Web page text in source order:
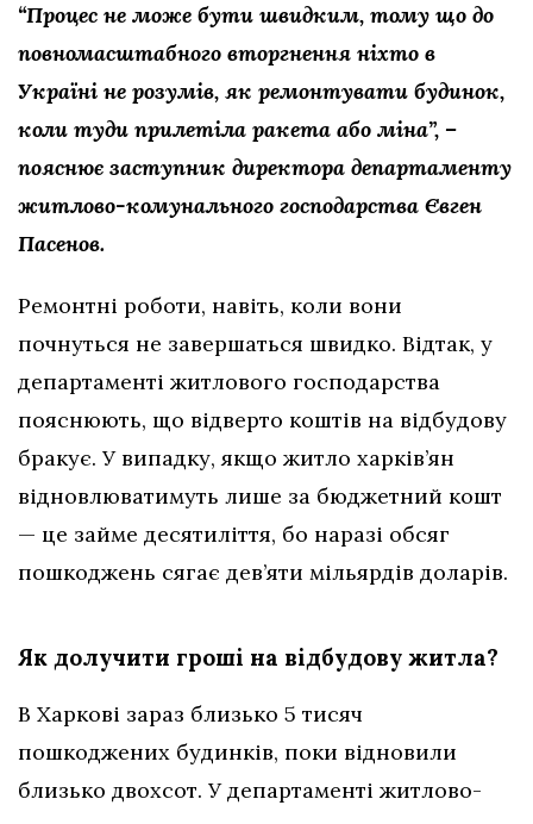
“Процес не може бути швидким, тому що до
повномасштабного вторгнення ніхто в
Україні не розумів, як ремонтувати будинок,
коли туди прилетіла ракета або міна”, –
пояснює заступник директора департаменту
житлово-комунального господарства Євген
Пасенов.
Ремонтні роботи, навіть, коли вони
почнуться не завершаться швидко. Відтак, у
департаменті житлового господарства
пояснюють, що відверто коштів на відбудову
бракує. У випадку, якщо житло харків’ян
відновлюватимуть лише за бюджетний кошт
— це займе десятиліття, бо наразі обсяг
пошкоджень сягає дев’яти мільярдів доларів.
Як долучити гроші на відбудову житла?
В Харкові зараз близько 5 тисяч
пошкоджених будинків, поки відновили
близько двохсот. У департаменті житлово-